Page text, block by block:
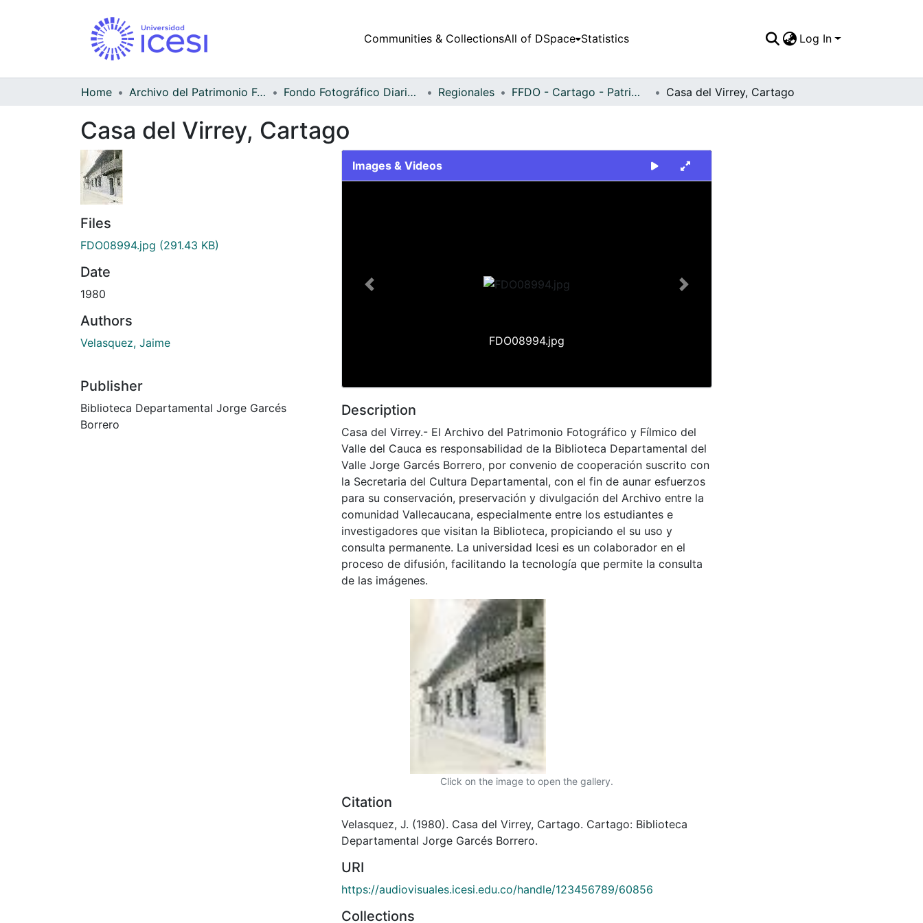
Communities & CollectionsAll of DSpace Statistics Log In
Home Archivo del Patrimonio Fotográfico y Fílmico del Valle del Cauca Fondo Fotográfico Diario Occidente Regionales FFDO - Cartago - Patrimonial Casa del Virrey, Cartago
Casa del Virrey, Cartago
Files
FDO08994.jpg (291.43 KB)
Date
1980
Authors
Velasquez, Jaime
Publisher
Biblioteca Departamental Jorge Garcés
Borrero
Images & Videos
FDO08994.jpg
Previous Next
Description
Casa del Virrey.- El Archivo del Patrimonio Fotográfico y Fílmico del
Valle del Cauca es responsabilidad de la Biblioteca Departamental del
Valle Jorge Garcés Borrero, por convenio de cooperación suscrito con
la Secretaria del Cultura Departamental, con el fin de aunar esfuerzos
para su conservación, preservación y divulgación del Archivo entre la
comunidad Vallecaucana, especialmente entre los estudiantes e
investigadores que visitan la Biblioteca, propiciando el su uso y
consulta permanente. La universidad Icesi es un colaborador en el
proceso de difusión, facilitando la tecnología que permite la consulta
de las imágenes.
Click on the image to open the gallery.
Citation
Velasquez, J. (1980). Casa del Virrey, Cartago. Cartago: Biblioteca
Departamental Jorge Garcés Borrero.
URI
https://audiovisuales.icesi.edu.co/handle/123456789/60856
Collections